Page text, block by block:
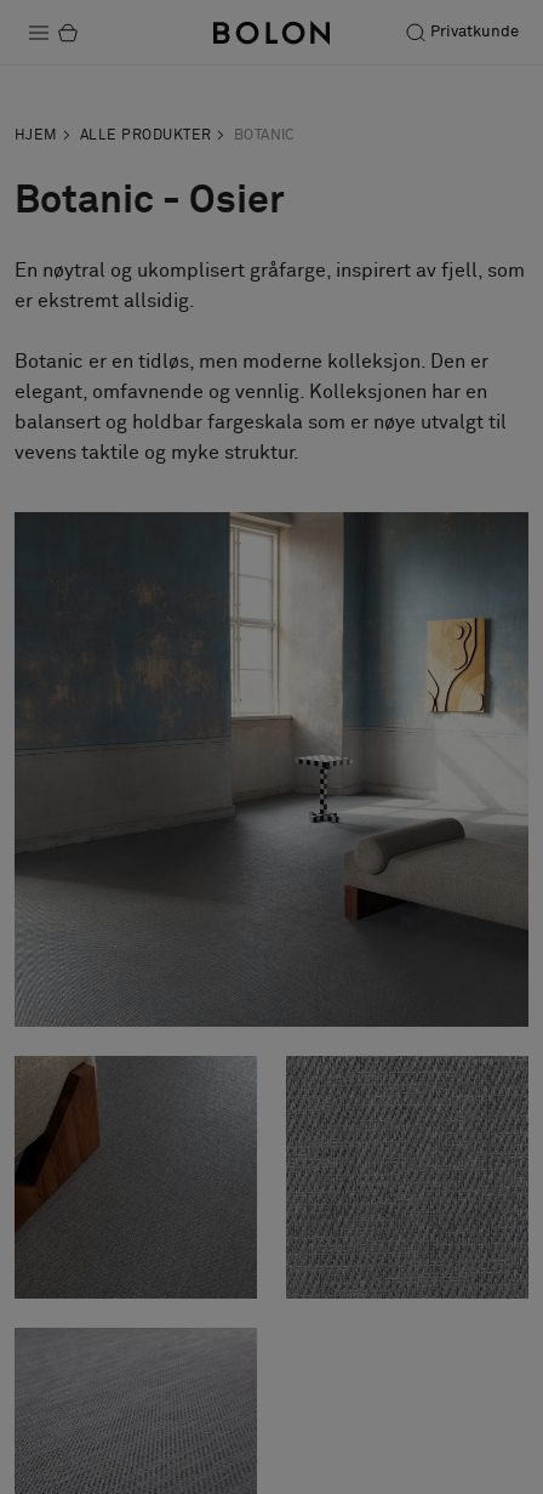
Privatkunde
Bærekraft
Installation
Samarbeid med designere
Image & Material Bank
HJEM ALLE PRODUKTER BOTANIC
Botanic - Osier
En nøytral og ukomplisert gråfarge, inspirert av fjell, som
er ekstremt allsidig.
Botanic er en tidløs, men moderne kolleksjon. Den er
elegant, omfavnende og vennlig. Kolleksjonen har en
balansert og holdbar fargeskala som er nøye utvalgt til
vevens taktile og myke struktur.